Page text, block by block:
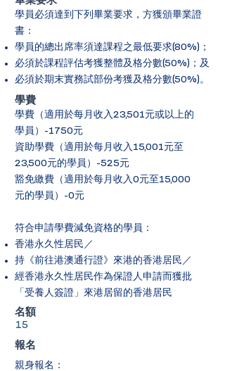
學員必須達到下列畢業要求，方獲頒畢業證
書：
學員的總出席率須達課程之最低要求(80%)；
必須於課程評估考獲整體及格分數(50%)；及
必須於期末實務試部份考獲及格分數(50%)。
學費
學費（適用於每月收入23,501元或以上的
學員）-1750元
資助學費（適用於每月收入15,001元至
23,500元的學員）-525元
豁免繳費（適用於每月收入0元至15,000
元的學員）-0元
符合申請學費減免資格的學員：
香港永久性居民／
持《前往港澳通行證》來港的香港居民／
經香港永久性居民作為保證人申請而獲批
「受養人簽證」來港居留的香港居民
​名額
15
報名
親身報名：